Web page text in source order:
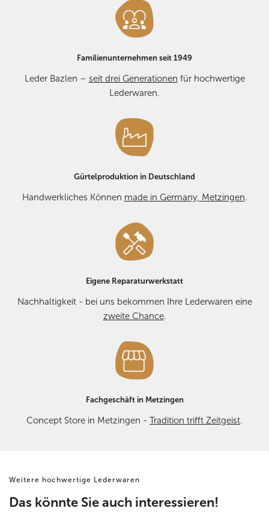
stellen wir Ihnen
uns bitte vorab – wir helfen Ihnen schnell und unkompliziert
weiter. KONTAKT:E-MAILoder Telefon +49 7123 2534.
Familienunternehmen seit 1949
Leder Bazlen – seit drei Generationen für hochwertige
Lederwaren.
Gürtelproduktion in Deutschland
Handwerkliches Können made in Germany, Metzingen.
Eigene Reparaturwerkstatt
Nachhaltigkeit - bei uns bekommen Ihre Lederwaren eine
zweite Chance.
Fachgeschäft in Metzingen
Concept Store in Metzingen - Tradition trifft Zeitgeist.
Weitere hochwertige Lederwaren
Das könnte Sie auch interessieren!